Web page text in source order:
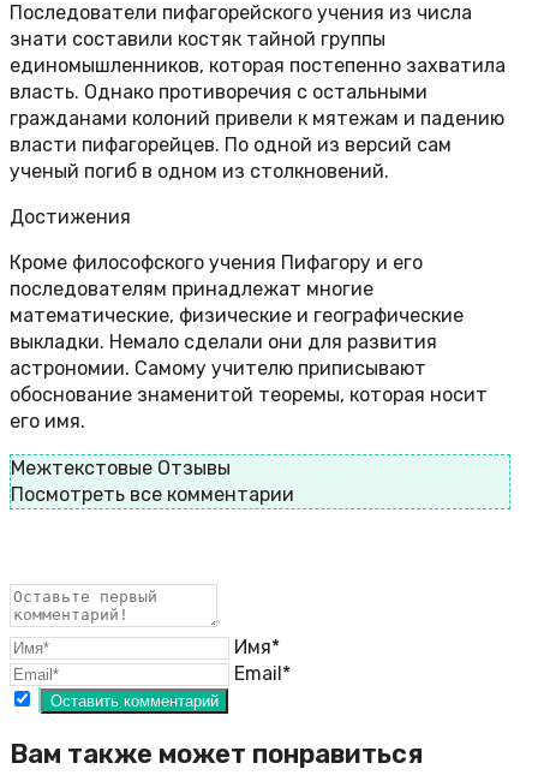
Последователи пифагорейского учения из числа
знати составили костяк тайной группы
единомышленников, которая постепенно захватила
власть. Однако противоречия с остальными
гражданами колоний привели к мятежам и падению
власти пифагорейцев. По одной из версий сам
ученый погиб в одном из столкновений.
Достижения
Кроме философского учения Пифагору и его
последователям принадлежат многие
математические, физические и географические
выкладки. Немало сделали они для развития
астрономии. Самому учителю приписывают
обоснование знаменитой теоремы, которая носит
его имя.
Межтекстовые Отзывы
Посмотреть все комментарии
Имя*
Email*
Вам также может понравиться